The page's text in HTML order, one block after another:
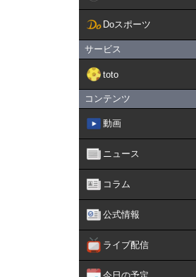
Doスポーツ
サービス
toto
コンテンツ
動画
ニュース
コラム
公式情報
ライブ配信